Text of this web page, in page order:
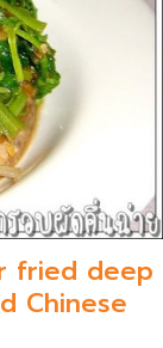
fried deep
Chinese